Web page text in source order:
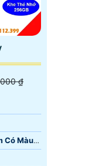
₫
Có Màu